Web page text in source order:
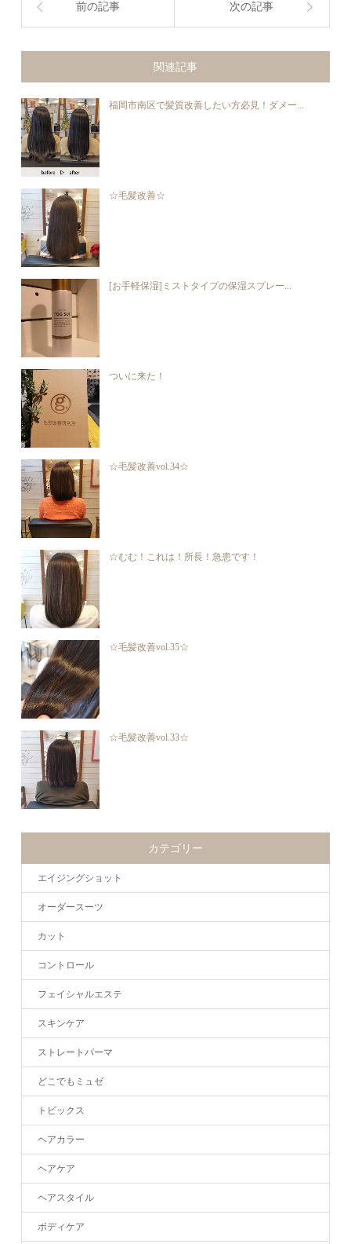
前の記事 次の記事
関連記事
福岡市南区で髪質改善したい方必見！ダメー...
☆毛髪改善☆
[お手軽保湿]ミストタイプの保湿スプレー...
ついに来た！
☆毛髪改善vol.34☆
☆むむ！これは！所長！急患です！
☆毛髪改善vol.35☆
☆毛髪改善vol.33☆
カテゴリー
エイジングショット
オーダースーツ
カット
コントロール
フェイシャルエステ
スキンケア
ストレートパーマ
どこでもミュゼ
トピックス
ヘアカラー
ヘアケア
ヘアスタイル
ボディケア